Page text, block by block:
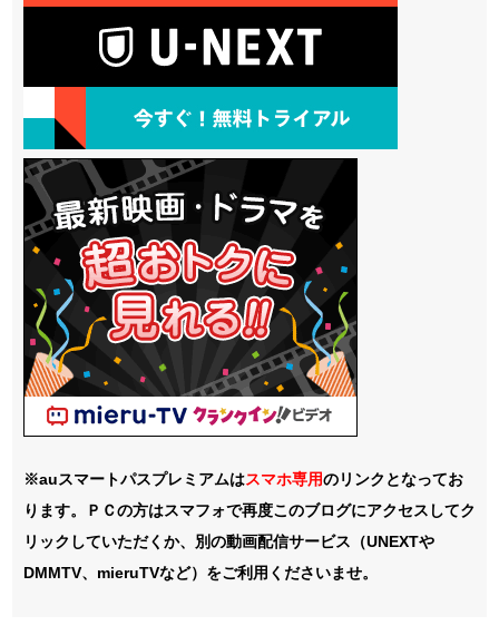
※auスマートパスプレミアムはスマホ専用のリンクとなってお
ります。ＰＣの方はスマフォで再度このブログにアクセスしてク
リックしていただくか、別の動画配信サービス（UNEXTや
DMMTV、mieruTVなど）をご利用くださいませ。